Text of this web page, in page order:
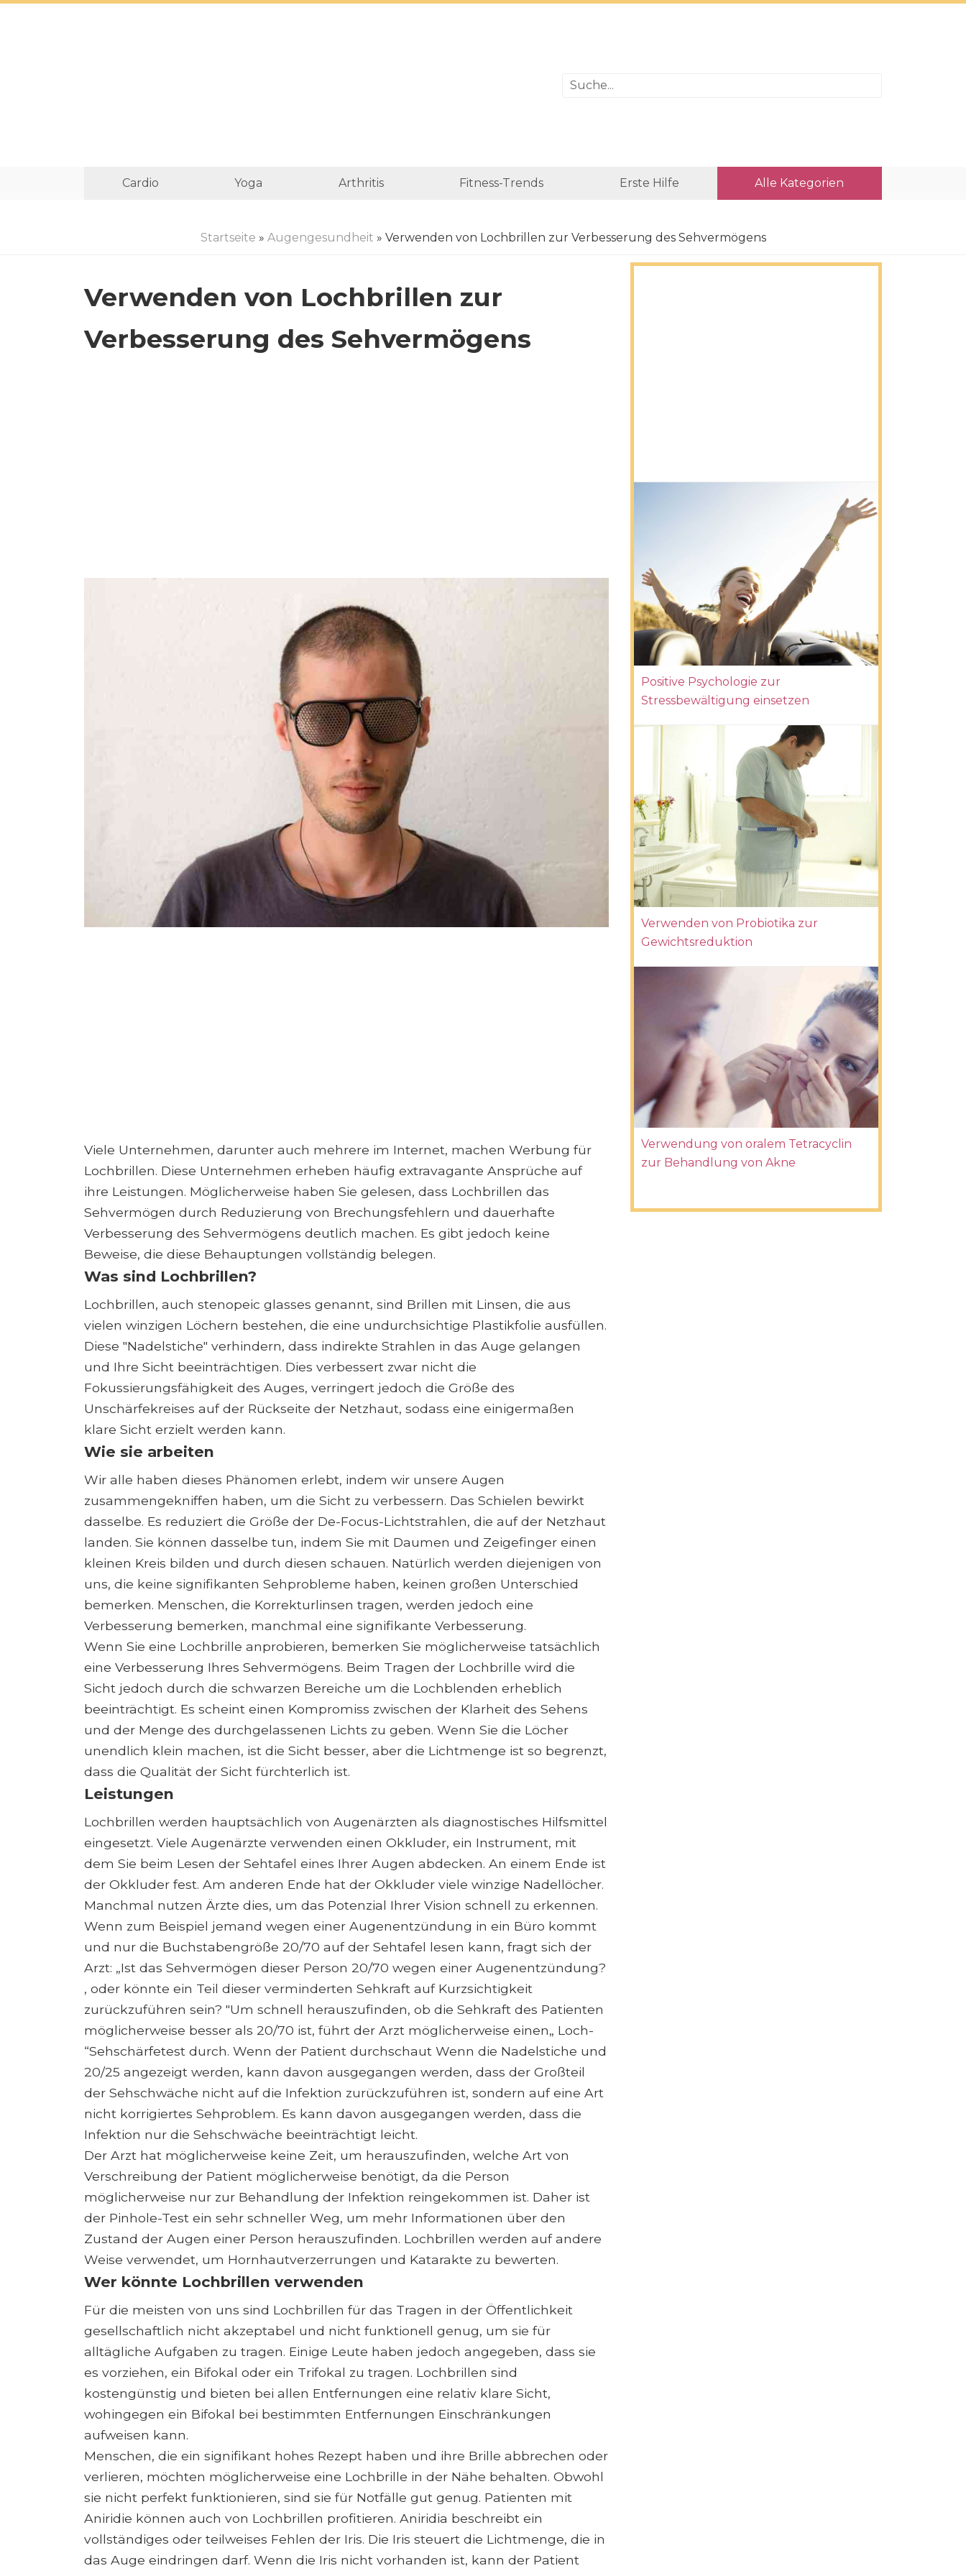
Cardio Yoga Arthritis Fitness-Trends Erste Hilfe Alle Kategorien
Startseite » Augengesundheit » Verwenden von Lochbrillen zur Verbesserung des Sehvermögens
Verwenden von Lochbrillen zur
Verbesserung des Sehvermögens
Viele Unternehmen, darunter auch mehrere im Internet, machen Werbung für
Lochbrillen. Diese Unternehmen erheben häufig extravagante Ansprüche auf
ihre Leistungen. Möglicherweise haben Sie gelesen, dass Lochbrillen das
Sehvermögen durch Reduzierung von Brechungsfehlern und dauerhafte
Verbesserung des Sehvermögens deutlich machen. Es gibt jedoch keine
Beweise, die diese Behauptungen vollständig belegen.
Was sind Lochbrillen?
Lochbrillen, auch stenopeic glasses genannt, sind Brillen mit Linsen, die aus
vielen winzigen Löchern bestehen, die eine undurchsichtige Plastikfolie ausfüllen.
Diese "Nadelstiche" verhindern, dass indirekte Strahlen in das Auge gelangen
und Ihre Sicht beeinträchtigen. Dies verbessert zwar nicht die
Fokussierungsfähigkeit des Auges, verringert jedoch die Größe des
Unschärfekreises auf der Rückseite der Netzhaut, sodass eine einigermaßen
klare Sicht erzielt werden kann.
Wie sie arbeiten
Wir alle haben dieses Phänomen erlebt, indem wir unsere Augen
zusammengekniffen haben, um die Sicht zu verbessern. Das Schielen bewirkt
dasselbe. Es reduziert die Größe der De-Focus-Lichtstrahlen, die auf der Netzhaut
landen. Sie können dasselbe tun, indem Sie mit Daumen und Zeigefinger einen
kleinen Kreis bilden und durch diesen schauen. Natürlich werden diejenigen von
uns, die keine signifikanten Sehprobleme haben, keinen großen Unterschied
bemerken. Menschen, die Korrekturlinsen tragen, werden jedoch eine
Verbesserung bemerken, manchmal eine signifikante Verbesserung.
Wenn Sie eine Lochbrille anprobieren, bemerken Sie möglicherweise tatsächlich
eine Verbesserung Ihres Sehvermögens. Beim Tragen der Lochbrille wird die
Sicht jedoch durch die schwarzen Bereiche um die Lochblenden erheblich
beeinträchtigt. Es scheint einen Kompromiss zwischen der Klarheit des Sehens
und der Menge des durchgelassenen Lichts zu geben. Wenn Sie die Löcher
unendlich klein machen, ist die Sicht besser, aber die Lichtmenge ist so begrenzt,
dass die Qualität der Sicht fürchterlich ist.
Leistungen
Lochbrillen werden hauptsächlich von Augenärzten als diagnostisches Hilfsmittel
eingesetzt. Viele Augenärzte verwenden einen Okkluder, ein Instrument, mit
dem Sie beim Lesen der Sehtafel eines Ihrer Augen abdecken. An einem Ende ist
der Okkluder fest. Am anderen Ende hat der Okkluder viele winzige Nadellöcher.
Manchmal nutzen Ärzte dies, um das Potenzial Ihrer Vision schnell zu erkennen.
Wenn zum Beispiel jemand wegen einer Augenentzündung in ein Büro kommt
und nur die Buchstabengröße 20/70 auf der Sehtafel lesen kann, fragt sich der
Arzt: „Ist das Sehvermögen dieser Person 20/70 wegen einer Augenentzündung?
, oder könnte ein Teil dieser verminderten Sehkraft auf Kurzsichtigkeit
zurückzuführen sein? "Um schnell herauszufinden, ob die Sehkraft des Patienten
möglicherweise besser als 20/70 ist, führt der Arzt möglicherweise einen„ Loch-
“Sehschärfetest durch. Wenn der Patient durchschaut Wenn die Nadelstiche und
20/25 angezeigt werden, kann davon ausgegangen werden, dass der Großteil
der Sehschwäche nicht auf die Infektion zurückzuführen ist, sondern auf eine Art
nicht korrigiertes Sehproblem. Es kann davon ausgegangen werden, dass die
Infektion nur die Sehschwäche beeinträchtigt leicht.
Der Arzt hat möglicherweise keine Zeit, um herauszufinden, welche Art von
Verschreibung der Patient möglicherweise benötigt, da die Person
möglicherweise nur zur Behandlung der Infektion reingekommen ist. Daher ist
der Pinhole-Test ein sehr schneller Weg, um mehr Informationen über den
Zustand der Augen einer Person herauszufinden. Lochbrillen werden auf andere
Weise verwendet, um Hornhautverzerrungen und Katarakte zu bewerten.
Wer könnte Lochbrillen verwenden
Für die meisten von uns sind Lochbrillen für das Tragen in der Öffentlichkeit
gesellschaftlich nicht akzeptabel und nicht funktionell genug, um sie für
alltägliche Aufgaben zu tragen. Einige Leute haben jedoch angegeben, dass sie
es vorziehen, ein Bifokal oder ein Trifokal zu tragen. Lochbrillen sind
kostengünstig und bieten bei allen Entfernungen eine relativ klare Sicht,
wohingegen ein Bifokal bei bestimmten Entfernungen Einschränkungen
aufweisen kann.
Menschen, die ein signifikant hohes Rezept haben und ihre Brille abbrechen oder
verlieren, möchten möglicherweise eine Lochbrille in der Nähe behalten. Obwohl
sie nicht perfekt funktionieren, sind sie für Notfälle gut genug. Patienten mit
Aniridie können auch von Lochbrillen profitieren. Aniridia beschreibt ein
vollständiges oder teilweises Fehlen der Iris. Die Iris steuert die Lichtmenge, die in
das Auge eindringen darf. Wenn die Iris nicht vorhanden ist, kann der Patient
Positive Psychologie zur
Stressbewältigung einsetzen
Verwenden von Probiotika zur
Gewichtsreduktion
Verwendung von oralem Tetracyclin
zur Behandlung von Akne